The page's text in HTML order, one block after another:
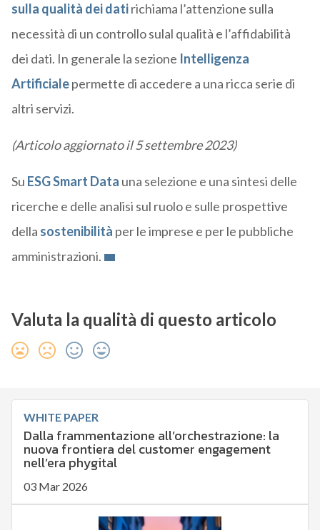
sulla qualità dei datirichiama l’attenzione sulla
necessità di un controllo sulal qualità e l’affidabilità
dei dati. In generale la sezione Intelligenza
Artificialepermette di accedere a una ricca serie di
altri servizi.
(Articolo aggiornato il 5 settembre 2023)
Su ESG Smart Data una selezione e una sintesi delle
ricerche e delle analisi sul ruolo e sulle prospettive
della sostenibilità per le imprese e per le pubbliche
amministrazioni.
Valuta la qualità di questo articolo
WHITE PAPER
Dalla frammentazione all’orchestrazione: la
nuova frontiera del customer engagement
nell’era phygital
03 Mar 2026